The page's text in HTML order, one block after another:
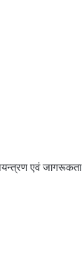
एवं जागरूकता